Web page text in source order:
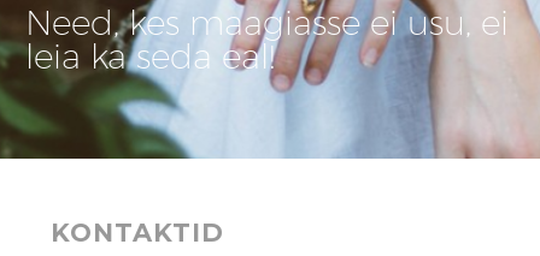
Need, kes maagiasse ei usu, ei
leia ka seda eal!
KONTAKTID